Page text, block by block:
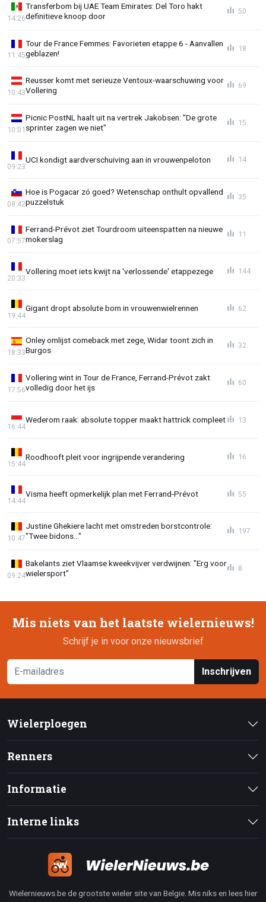
Transferbom bij UAE Team Emirates: Del Toro hakt
definitieve knoop door
14:26
50
Tour de France Femmes: Favorieten etappe 6 - Aanvallen
geblazen!
11:45
18
Reusser komt met serieuze Ventoux-waarschuwing voor
Vollering
10:43
69
Picnic PostNL haalt uit na vertrek Jakobsen: "De grote
sprinter zagen we niet"
10:01
15
UCI kondigt aardverschuiving aan in vrouwenpeloton
09:23
14
Hoe is Pogacar zó goed? Wetenschap onthult opvallend
puzzelstuk
08:42
35
Ferrand-Prévot ziet Tourdroom uiteenspatten na nieuwe
mokerslag
07:57
11
Vollering moet iets kwijt na 'verlossende' etappezege
20:33
144
Gigant dropt absolute bom in vrouwenwielrennen
19:44
62
Onley omlijst comeback met zege, Widar toont zich in
Burgos
18:33
32
Vollering wint in Tour de France, Ferrand-Prévot zakt
volledig door het ijs
17:56
60
Wederom raak: absolute topper maakt hattrick compleet
16:44
13
Roodhooft pleit voor ingrijpende verandering
15:44
16
Visma heeft opmerkelijk plan met Ferrand-Prévot
14:44
55
Justine Ghekiere lacht met omstreden borstcontrole:
"Twee bidons..."
10:47
197
Bakelants ziet Vlaamse kweekvijver verdwijnen: "Erg voor
wielersport"
09:24
8
Mis niets van het laatste wielernieuws!
Schrijf je in voor onze nieuwsbrief
Inschrijven
Wielerploegen
Renners
Informatie
Interne links
Wielernieuws.be de grootste wieler site van Belgie. Mis niks en lees hier